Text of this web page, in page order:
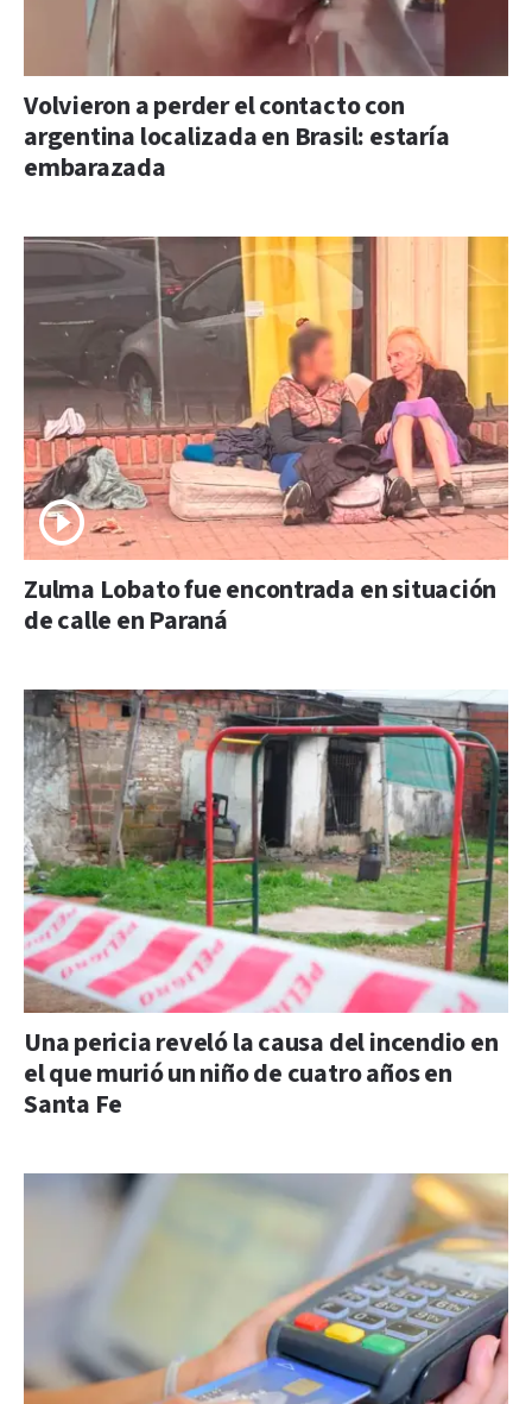
Volvieron a perder el contacto con
argentina localizada en Brasil: estaría
embarazada
Zulma Lobato fue encontrada en situación
de calle en Paraná
Una pericia reveló la causa del incendio en
el que murió un niño de cuatro años en
Santa Fe